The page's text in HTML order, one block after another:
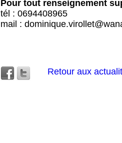
Pour tout renseignement
tél : 0694408965
mail :
Retour aux